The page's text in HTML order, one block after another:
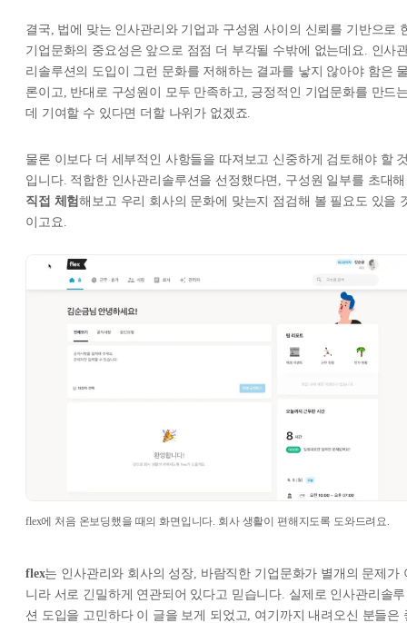
결국, 법에 맞는 인사관리와 기업과 구성원 사이의 신뢰를 기반으로
기업문화의 중요성은 앞으로 점점 더 부각될 수밖에 없는데요. 인사
리솔루션의 도입이 그런 문화를 저해하는 결과를 낳지 않아야 함은
론이고, 반대로 구성원이 모두 만족하고, 긍정적인 기업문화를 만드
데 기여할 수 있다면 더할 나위가 없겠죠.
물론 이보다 더 세부적인 사항들을 따져보고 신중하게 검토해야 할
입니다. 적합한 인사관리솔루션을 선정했다면, 구성원 일부를 초대해
직접 체험해보고 우리 회사의 문화에 맞는지 점검해 볼 필요도 있을
이고요.
flex에 처음 온보딩했을 때의 화면입니다. 회사 생활이 편해지도록 도와드려요.
flex는 인사관리와 회사의 성장, 바람직한 기업문화가 별개의 문제가
니라 서로 긴밀하게 연관되어 있다고 믿습니다. 실제로 인사관리솔루
션 도입을 고민하다 이 글을 보게 되었고, 여기까지 내려오신 분들은